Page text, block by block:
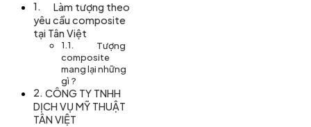
Làm tượng theo
yêu cầu composite
tại Tân Việt
Tượng
composite
mang lại những
gì ?
CÔNG TY TNHH
DỊCH VỤ MỸ THUẬT
TÂN VIỆT